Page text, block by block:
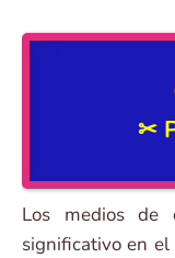
✂
Los medios de
significativo en